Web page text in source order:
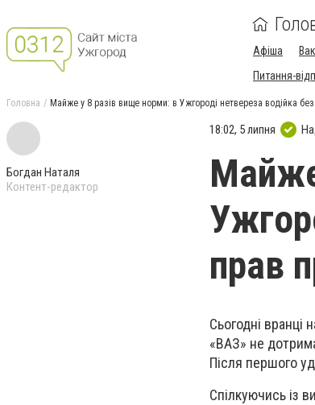
Афіша
Питання-
Головна Майже у 8 разів вище норми: в Ужгороді нетвереза водійка
Богдан Наталя
Контент-редактор
18:02, 5 липня
прав
Сьогодні вранці
«ВАЗ» не
Після першого
Спілкуючись із